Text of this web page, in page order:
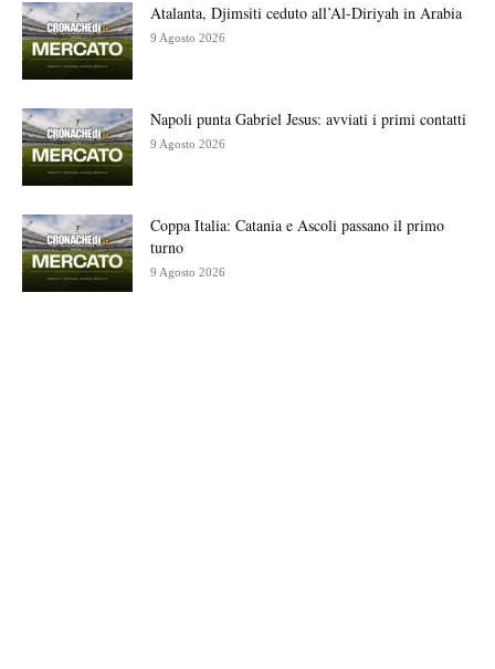
Atalanta, Djimsiti ceduto all’Al-Diriyah in Arabia
9 Agosto 2026
Napoli punta Gabriel Jesus: avviati i primi contatti
9 Agosto 2026
Coppa Italia: Catania e Ascoli passano il primo
turno
9 Agosto 2026